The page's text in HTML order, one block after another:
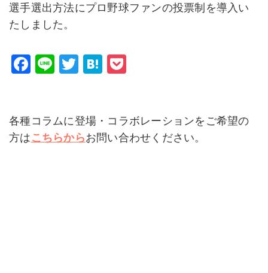
選手選出方法にプロ野球ファンの投票制を導入い
たしました。
F
e
b
Li
T
er
H
n
a
k
et
各種コラムに登場・コラボレーションをご希望の
方は こちらからお問い合わせください。